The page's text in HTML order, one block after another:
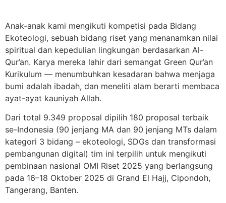
Anak-anak kami mengikuti kompetisi pada Bidang
Ekoteologi, sebuah bidang riset yang menanamkan nilai
spiritual dan kepedulian lingkungan berdasarkan Al-
Qur’an. Karya mereka lahir dari semangat Green Qur’an
Kurikulum — menumbuhkan kesadaran bahwa menjaga
bumi adalah ibadah, dan meneliti alam berarti membaca
ayat-ayat kauniyah Allah.
Dari total 9.349 proposal dipilih 180 proposal terbaik
se-Indonesia (90 jenjang MA dan 90 jenjang MTs dalam
kategori 3 bidang – ekoteologi, SDGs dan transformasi
pembangunan digital) tim ini terpilih untuk mengikuti
pembinaan nasional OMI Riset 2025 yang berlangsung
pada 16–18 Oktober 2025 di Grand El Hajj, Cipondoh,
Tangerang, Banten.